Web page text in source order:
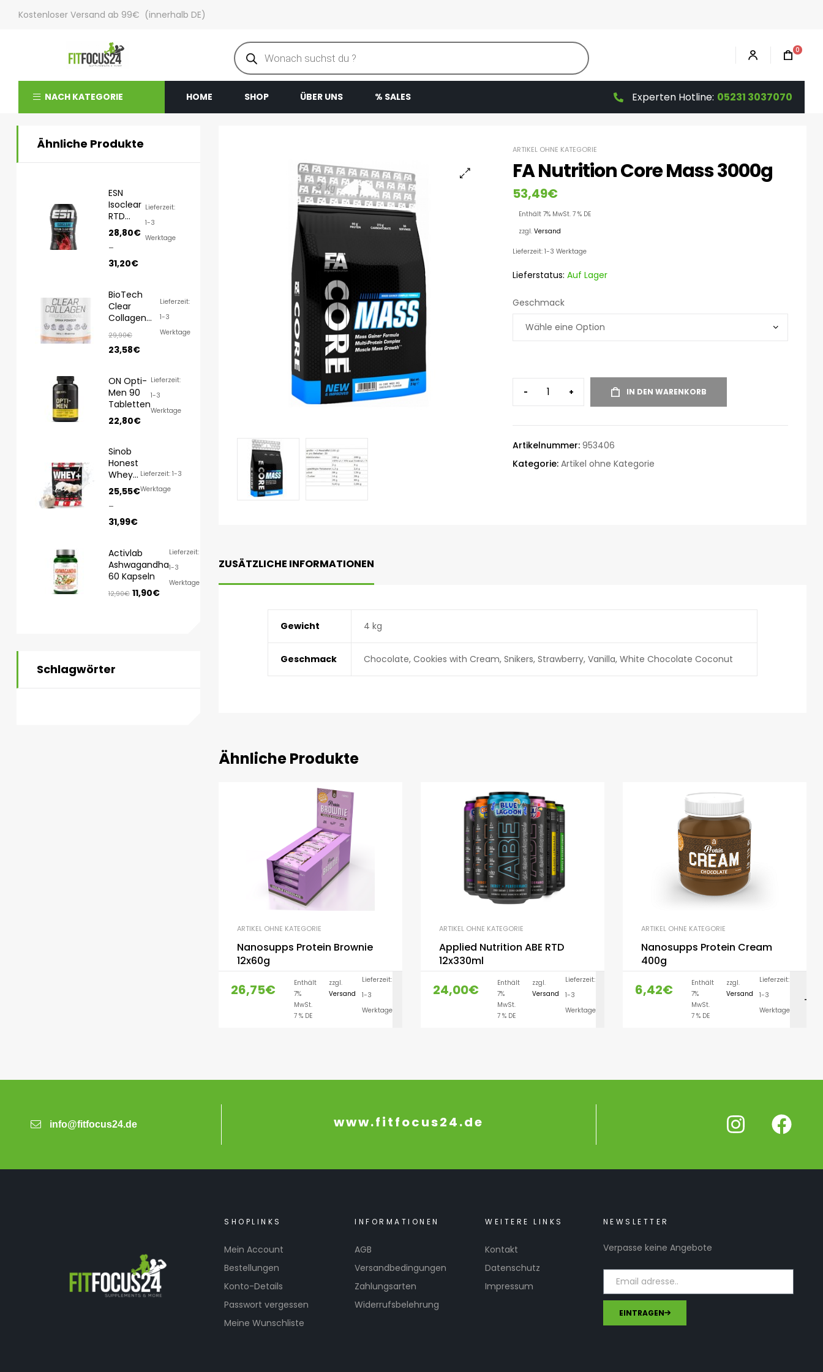
Kostenloser Versand ab 99€ (innerhalb DE)
0
NACH KATEGORIE HOME SHOP ÜBER UNS % SALES Experten Hotline: 05231 3037070
ARTIKEL OHNE KATEGORIE
FA Nutrition Core Mass 3000g
53,49€
Enthält 7% MwSt. 7 % DE
zzgl. Versand
Lieferzeit: 1-3 Werktage
Lieferstatus: Auf Lager
Geschmack
- + IN DEN WARENKORB
Artikelnummer: 953406
Kategorie: Artikel ohne Kategorie
ZUSÄTZLICHE INFORMATIONEN
Gewicht 4 kg
Geschmack Chocolate, Cookies with Cream, Snikers, Strawberry, Vanilla, White Chocolate Coconut
Ähnliche Produkte
ARTIKEL OHNE KATEGORIE
Nanosupps Protein Brownie
12x60g
26,75€
Enthält
7%
MwSt.
7 % DE
zzgl.
Versand
Lieferzeit:
1-3
Werktage
AUSFÜHRUNG WÄHLEN
ARTIKEL OHNE KATEGORIE
Applied Nutrition ABE RTD
12x330ml
24,00€
Enthält
7%
MwSt.
7 % DE
zzgl.
Versand
Lieferzeit:
1-3
Werktage
AUSFÜHRUNG WÄHLEN
ARTIKEL OHNE KATEGORIE
Nanosupps Protein Cream
400g
6,42€
Enthält
7%
MwSt.
7 % DE
zzgl.
Versand
Lieferzeit:
1-3
Werktage
Ähnliche Produkte
ESN
Isoclear
RTD
8x500ml
28,80€
–
31,20€
Lieferzeit:
1-3
Werktage
BioTech
Clear
Collagen
350g
29,90€
23,58€
Lieferzeit:
1-3
Werktage
ON Opti-
Men 90
Tabletten
22,80€
Lieferzeit:
1-3
Werktage
Sinob
Honest
Whey
1000g/
820g
25,55€
–
31,99€
Lieferzeit: 1-3
Werktage
Activlab
Ashwagandha
60 Kapseln
12,90€ 11,90€
Lieferzeit:
1-3
Werktage
Schlagwörter
info@fitfocus24.de www.fitfocus24.de
SHOPLINKS
Mein Account
Bestellungen
Konto-Details
Passwort vergessen
Meine Wunschliste
INFORMATIONEN
AGB
Versandbedingungen
Zahlungsarten
Widerrufsbelehrung
WEITERE LINKS
Kontakt
Datenschutz
Impressum
NEWSLETTER
Verpasse keine Angebote
EINTRAGEN